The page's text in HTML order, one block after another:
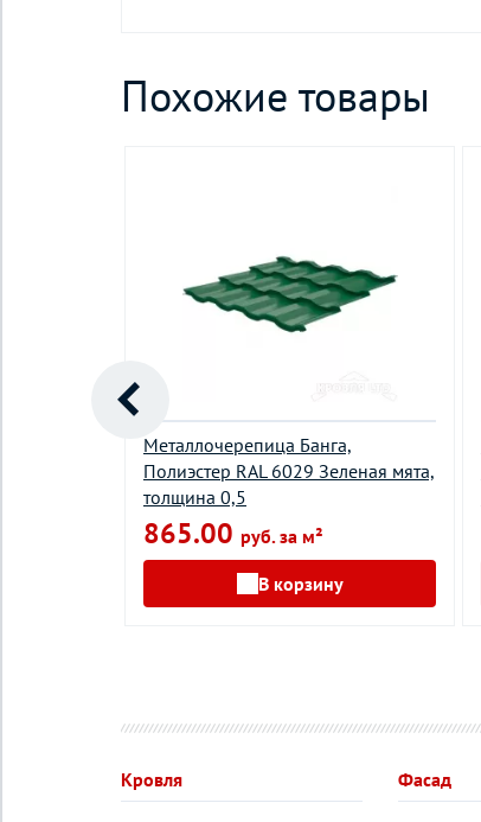
Похожие товары
Металлочерепица Банга,
Полиэстер RAL 6029 Зеленая мята,
толщина 0,5
865.00 руб. за м²
В корзину
Кровля Фасад